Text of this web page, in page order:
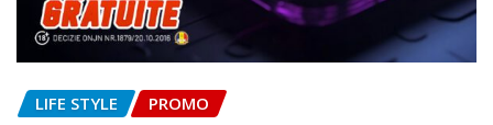
LIFE STYLE PROMO